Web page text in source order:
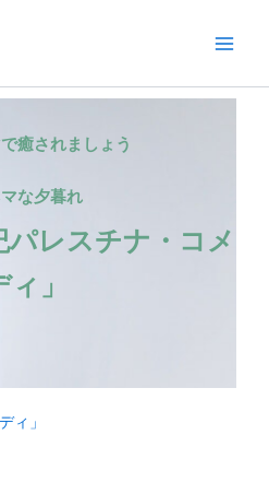
癒されましょう
な夕暮れ
パレスチナ・コメ
ィ」
ィ」